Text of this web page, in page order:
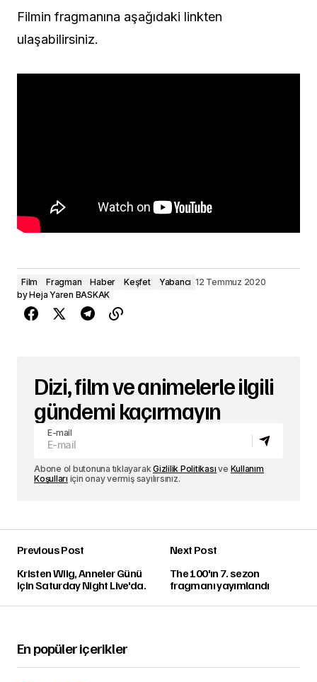
Filmin fragmanına aşağıdaki linkten
ulaşabilirsiniz.
Film Fragman Haber Keşfet Yabancı 12 Temmuz 2020
byHeja Yaren BASKAK
Dizi, film ve animelerle ilgili
gündemi kaçırmayın
E-mail
Abone ol butonuna tıklayarakGizlilik Politikası ve Kullanım
Koşulları için onay vermiş sayılırsınız.
Previous Post
Kristen Wiig, Anneler Günü
için Saturday Night Live'da.
Next Post
The 100'ın 7. sezon
fragmanı yayımlandı
En popüler içerikler